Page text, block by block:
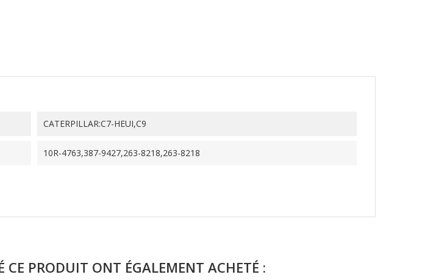
CATERPILLAR:C7-HEUI,C9
10R-4763,387-9427,263-8218,263-8218
CE PRODUIT ONT ÉGALEMENT ACHETÉ :